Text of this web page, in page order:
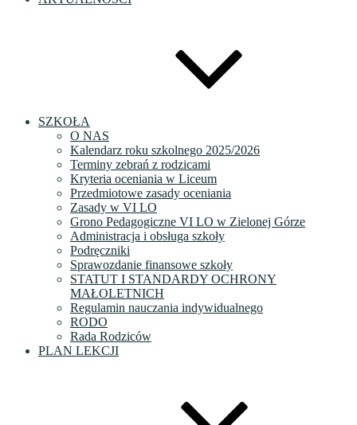
SZKOŁA
O NAS
Kalendarz roku szkolnego 2025/2026
Terminy zebrań z rodzicami
Kryteria oceniania w Liceum
Przedmiotowe zasady oceniania
Zasady w VI LO
Grono Pedagogiczne VI LO w Zielonej Górze
Administracja i obsługa szkoły
Podręczniki
Sprawozdanie finansowe szkoły
STATUT I STANDARDY OCHRONY
MAŁOLETNICH
Regulamin nauczania indywidualnego
RODO
Rada Rodziców
PLAN LEKCJI